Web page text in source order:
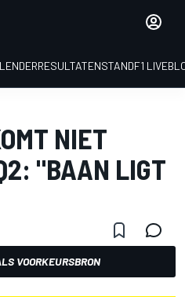
RESULTATENSTANDF1
NIET
"BAAN LIGT
VOORKEURSBRON